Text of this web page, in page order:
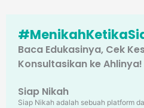
Baca Edukasinya, Cek
Konsultasikan ke Ahlinya!
Siap Nikah
Siap Nikah adalah sebuah platform